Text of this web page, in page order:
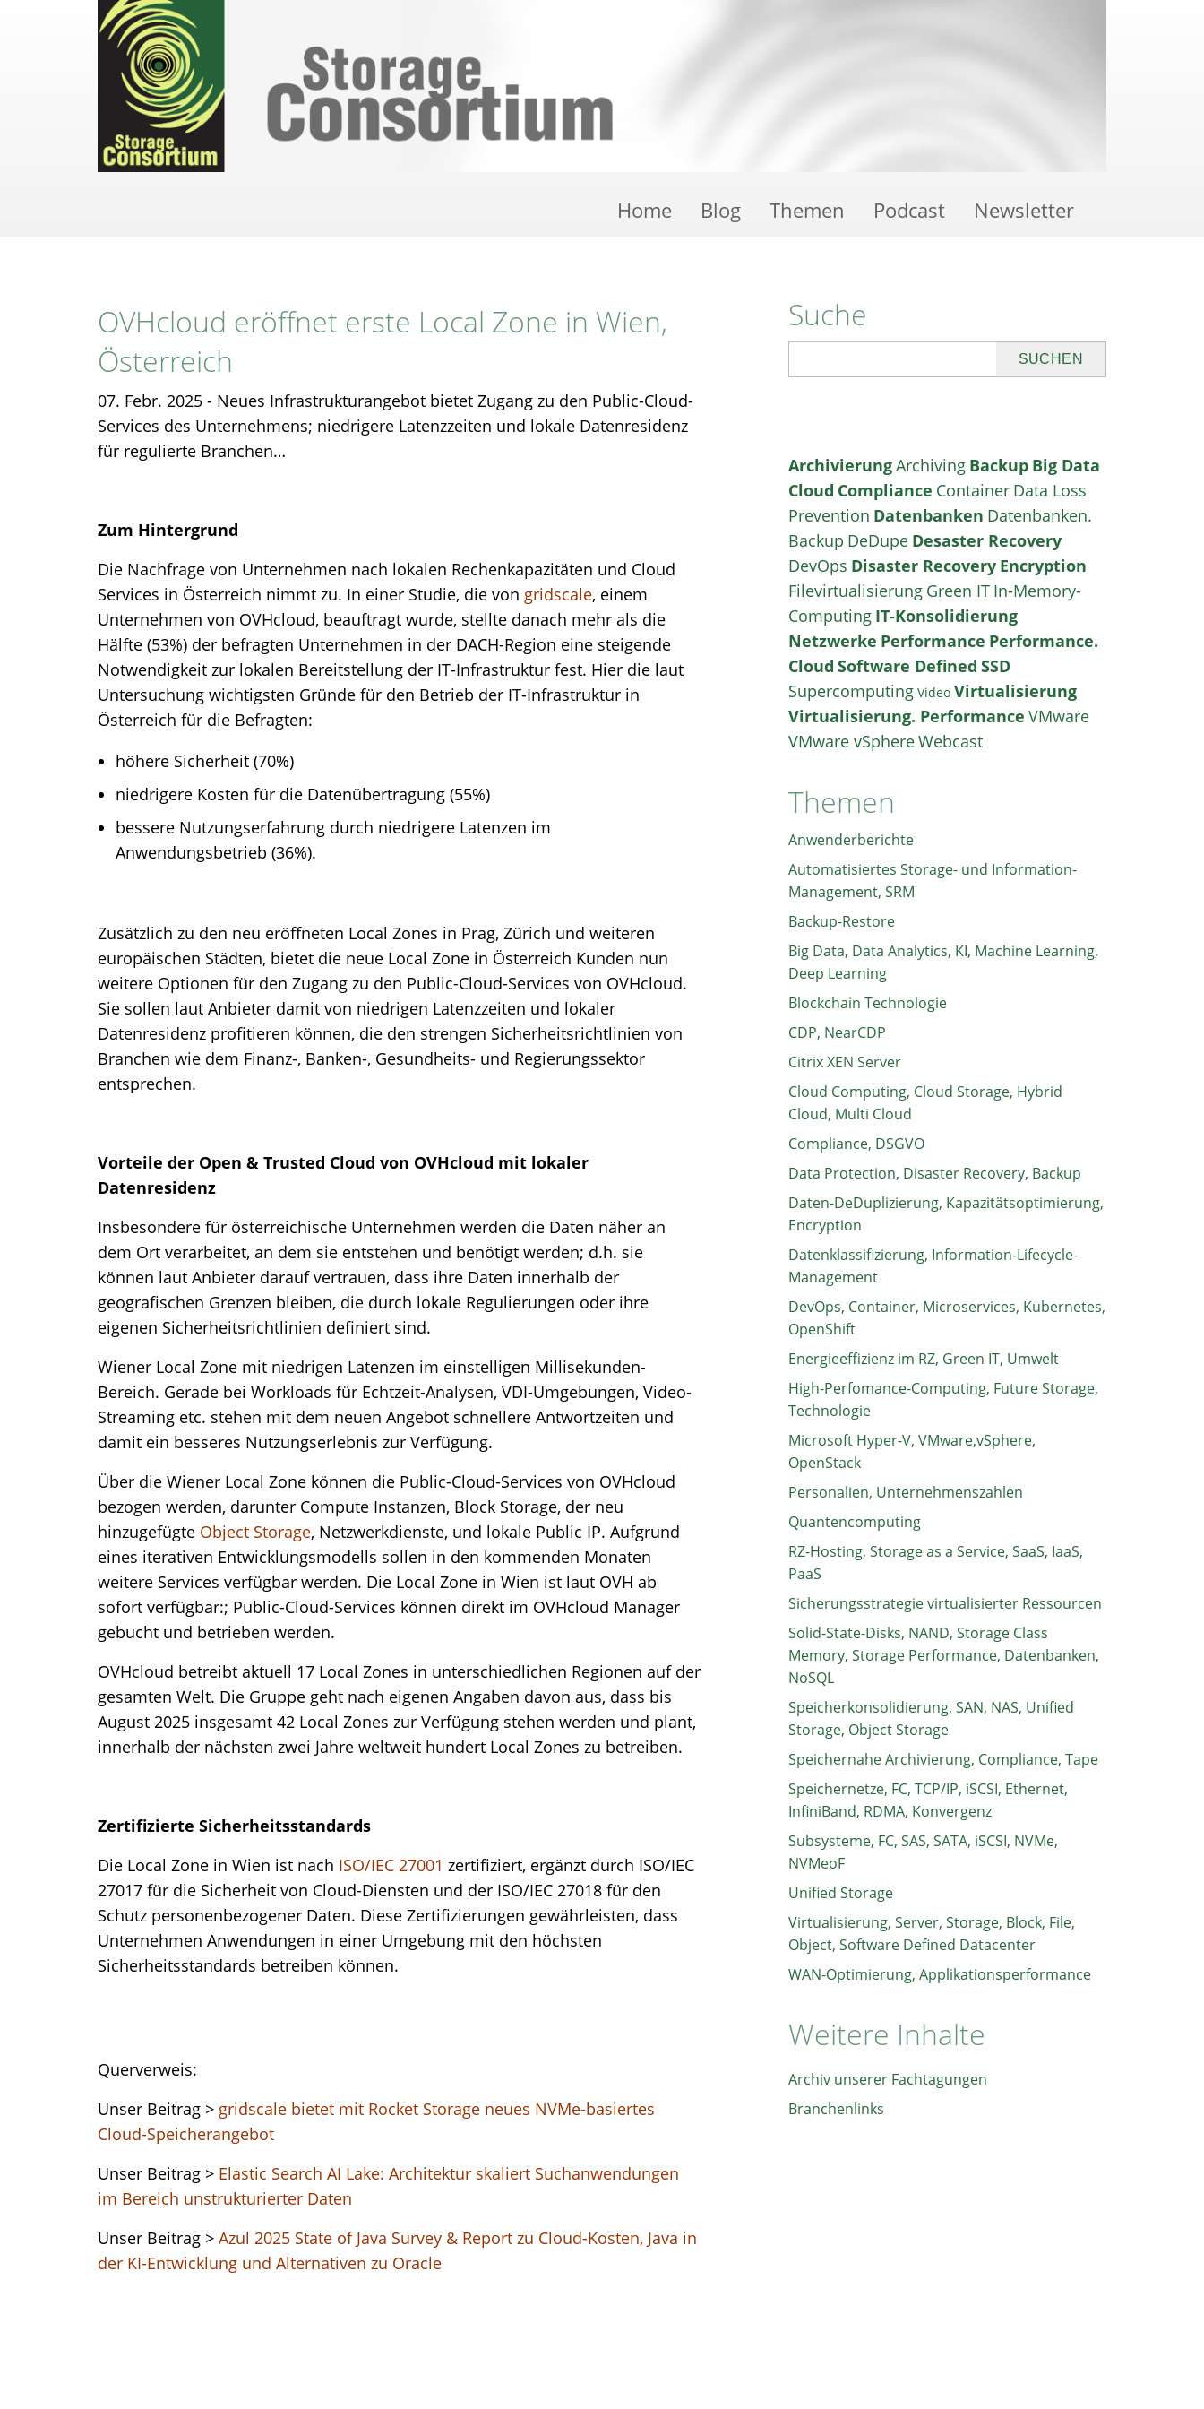
Home Blog Themen Podcast Newsletter
OVHcloud eröffnet erste Local Zone in Wien,
Österreich
07. Febr. 2025 - Neues Infrastrukturangebot bietet Zugang zu den Public-Cloud-
Services des Unternehmens; niedrigere Latenzzeiten und lokale Datenresidenz
für regulierte Branchen…
Zum Hintergrund
Die Nachfrage von Unternehmen nach lokalen Rechenkapazitäten und Cloud
Services in Österreich nimmt zu. In einer Studie, die von gridscale, einem
Unternehmen von OVHcloud, beauftragt wurde, stellte danach mehr als die
Hälfte (53%) der befragten Unternehmen in der DACH-Region eine steigende
Notwendigkeit zur lokalen Bereitstellung der IT-Infrastruktur fest. Hier die laut
Untersuchung wichtigsten Gründe für den Betrieb der IT-Infrastruktur in
Österreich für die Befragten:
höhere Sicherheit (70%)
niedrigere Kosten für die Datenübertragung (55%)
bessere Nutzungserfahrung durch niedrigere Latenzen im
Anwendungsbetrieb (36%).
Zusätzlich zu den neu eröffneten Local Zones in Prag, Zürich und weiteren
europäischen Städten, bietet die neue Local Zone in Österreich Kunden nun
weitere Optionen für den Zugang zu den Public-Cloud-Services von OVHcloud.
Sie sollen laut Anbieter damit von niedrigen Latenzzeiten und lokaler
Datenresidenz profitieren können, die den strengen Sicherheitsrichtlinien von
Branchen wie dem Finanz-, Banken-, Gesundheits- und Regierungssektor
entsprechen.
Vorteile der Open & Trusted Cloud von OVHcloud mit lokaler
Datenresidenz
Insbesondere für österreichische Unternehmen werden die Daten näher an
dem Ort verarbeitet, an dem sie entstehen und benötigt werden; d.h. sie
können laut Anbieter darauf vertrauen, dass ihre Daten innerhalb der
geografischen Grenzen bleiben, die durch lokale Regulierungen oder ihre
eigenen Sicherheitsrichtlinien definiert sind.
Wiener Local Zone mit niedrigen Latenzen im einstelligen Millisekunden-
Bereich. Gerade bei Workloads für Echtzeit-Analysen, VDI-Umgebungen, Video-
Streaming etc. stehen mit dem neuen Angebot schnellere Antwortzeiten und
damit ein besseres Nutzungserlebnis zur Verfügung.
Über die Wiener Local Zone können die Public-Cloud-Services von OVHcloud
bezogen werden, darunter Compute Instanzen, Block Storage, der neu
hinzugefügte Object Storage, Netzwerkdienste, und lokale Public IP. Aufgrund
eines iterativen Entwicklungsmodells sollen in den kommenden Monaten
weitere Services verfügbar werden. Die Local Zone in Wien ist laut OVH ab
sofort verfügbar:; Public-Cloud-Services können direkt im OVHcloud Manager
gebucht und betrieben werden.
OVHcloud betreibt aktuell 17 Local Zones in unterschiedlichen Regionen auf der
gesamten Welt. Die Gruppe geht nach eigenen Angaben davon aus, dass bis
August 2025 insgesamt 42 Local Zones zur Verfügung stehen werden und plant,
innerhalb der nächsten zwei Jahre weltweit hundert Local Zones zu betreiben.
Zertifizierte Sicherheitsstandards
Die Local Zone in Wien ist nach ISO/IEC 27001 zertifiziert, ergänzt durch ISO/IEC
27017 für die Sicherheit von Cloud-Diensten und der ISO/IEC 27018 für den
Schutz personenbezogener Daten. Diese Zertifizierungen gewährleisten, dass
Unternehmen Anwendungen in einer Umgebung mit den höchsten
Sicherheitsstandards betreiben können.
Querverweis:
Unser Beitrag > gridscale bietet mit Rocket Storage neues NVMe-basiertes
Cloud-Speicherangebot
Unser Beitrag > Elastic Search AI Lake: Architektur skaliert Suchanwendungen
im Bereich unstrukturierter Daten
Unser Beitrag > Azul 2025 State of Java Survey & Report zu Cloud-Kosten, Java in
der KI-Entwicklung und Alternativen zu Oracle
Suche
ArchivierungArchiving Backup Big Data
Cloud Compliance Container Data Loss
Prevention Datenbanken Datenbanken.
Backup DeDupe Desaster Recovery
DevOps Disaster Recovery Encryption
Filevirtualisierung Green IT In-Memory-
Computing IT-Konsolidierung
Netzwerke Performance Performance.
Cloud Software Defined SSD
Supercomputing Video Virtualisierung
Virtualisierung. Performance VMware
VMware vSphereWebcast
Themen
Anwenderberichte
Automatisiertes Storage- und Information-
Management, SRM
Backup-Restore
Big Data, Data Analytics, KI, Machine Learning,
Deep Learning
Blockchain Technologie
CDP, NearCDP
Citrix XEN Server
Cloud Computing, Cloud Storage, Hybrid
Cloud, Multi Cloud
Compliance, DSGVO
Data Protection, Disaster Recovery, Backup
Daten-DeDuplizierung, Kapazitätsoptimierung,
Encryption
Datenklassifizierung, Information-Lifecycle-
Management
DevOps, Container, Microservices, Kubernetes,
OpenShift
Energieeffizienz im RZ, Green IT, Umwelt
High-Perfomance-Computing, Future Storage,
Technologie
Microsoft Hyper-V, VMware,vSphere,
OpenStack
Personalien, Unternehmenszahlen
Quantencomputing
RZ-Hosting, Storage as a Service, SaaS, IaaS,
PaaS
Sicherungsstrategie virtualisierter Ressourcen
Solid-State-Disks, NAND, Storage Class
Memory, Storage Performance, Datenbanken,
NoSQL
Speicherkonsolidierung, SAN, NAS, Unified
Storage, Object Storage
Speichernahe Archivierung, Compliance, Tape
Speichernetze, FC, TCP/IP, iSCSI, Ethernet,
InfiniBand, RDMA, Konvergenz
Subsysteme, FC, SAS, SATA, iSCSI, NVMe,
NVMeoF
Unified Storage
Virtualisierung, Server, Storage, Block, File,
Object, Software Defined Datacenter
WAN-Optimierung, Applikationsperformance
Weitere Inhalte
Archiv unserer Fachtagungen
Branchenlinks